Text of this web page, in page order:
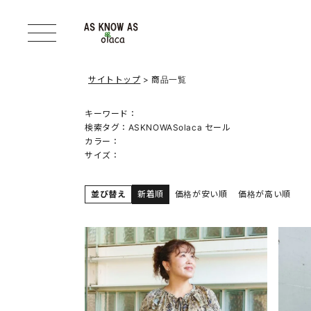
サイトトップ 商品一覧
キーワード：
検索タグ： ASKNOWASolaca セール
カラー：
サイズ：
並び替え 新着順 価格が安い順 価格が高い順